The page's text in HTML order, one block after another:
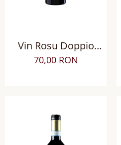
Vin Rosu Doppio
Passo Appassimento
Puglia IGT sec
70,00 RON